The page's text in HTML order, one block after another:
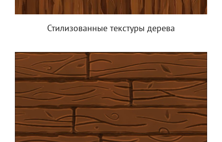
Стилизованные текстуры дерева